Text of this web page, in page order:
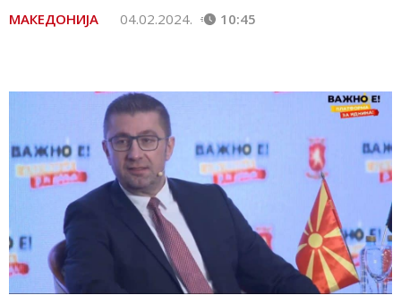
МАКЕДОНИЈА 04.02.2024. 10:45